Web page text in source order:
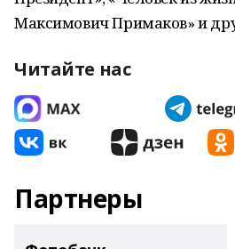
Максимович Примаков» и
Читайте нас
Партнеры